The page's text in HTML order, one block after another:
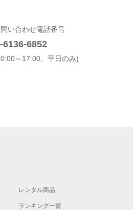
い合わせ電話番号
6136-6852
～17:00、平日のみ)
レンタル商品
ランキング一覧